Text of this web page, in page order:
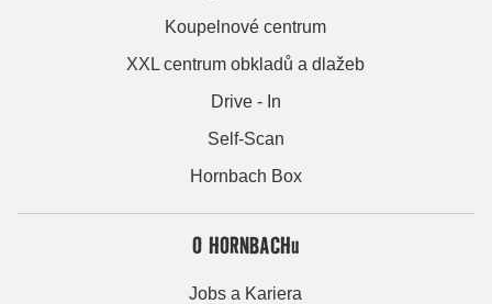
Koupelnové centrum
XXL centrum obkladů a dlažeb
Drive - In
Self-Scan
Hornbach Box
O HORNBACHu
Jobs a Kariera